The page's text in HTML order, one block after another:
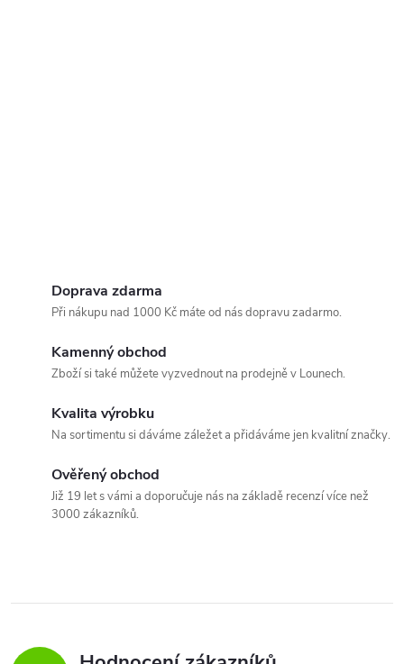
Doprava zdarma
Při nákupu nad 1000 Kč máte od nás dopravu zadarmo.
Kamenný obchod
Zboží si také můžete vyzvednout na prodejně v Lounech.
Kvalita výrobku
Na sortimentu si dáváme záležet a přidáváme jen kvalitní značky.
Ověřený obchod
Již 19 let s vámi a doporučuje nás na základě recenzí více než
3000 zákazníků.